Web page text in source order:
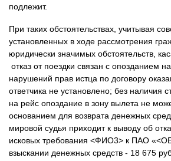
подлежит.
При таких обстоятельствах, учитывая
установленных в ходе рассмотрения
юридически значимых обстоятельств,
отказ от поездки связан с опозданием
нарушений прав истца по договору
ответчика не установлено; без наличия
на рейс опоздание в зону вылета не
основанием для возврата денежных
мировой судья приходит к выводу об
исковых требования <ФИО3> к ПАО
взыскании денежных средств - 18 675